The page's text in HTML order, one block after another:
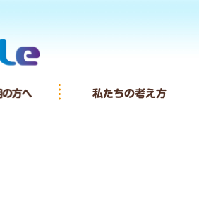
とは 初めてご利用の方へ